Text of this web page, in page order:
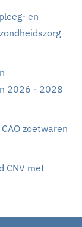
en
2026 - 2028
zoetwaren
CNV met